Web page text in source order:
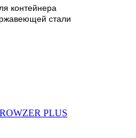
контейнера
стали
PLUS